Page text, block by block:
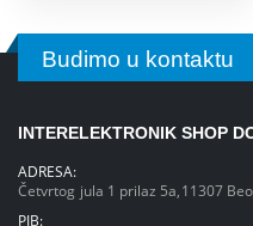
Budimo u kontaktu
INTERELEKTRONIK SHOP
ADRESA:
Četvrtog jula 1 prilaz 5a,11307
PIB: